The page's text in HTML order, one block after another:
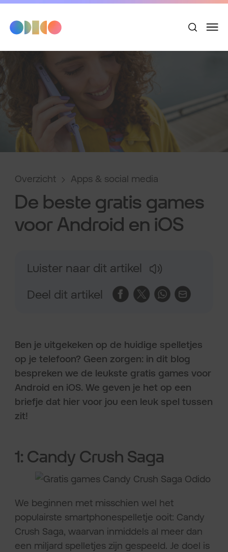
Overzicht Apps & social media
De beste gratis games
voor Android en iOS
Luister naar dit artikel
Deel dit artikel
Ben je uitgekeken op de huidige spelletjes
op je telefoon? Geen zorgen: in dit blog
bespreken we de leukste gratis games voor
Android en iOS. We geven je het op een
briefje dat hier voor jou een leuk spel tussen
zit!
1: Candy Crush Saga
We beginnen met misschien wel het
populairste smartphonespelletje ooit: Candy
Crush Saga, waarvan inmiddels al meer dan
een miljard spelletjes zijn gespeeld. Je doel is